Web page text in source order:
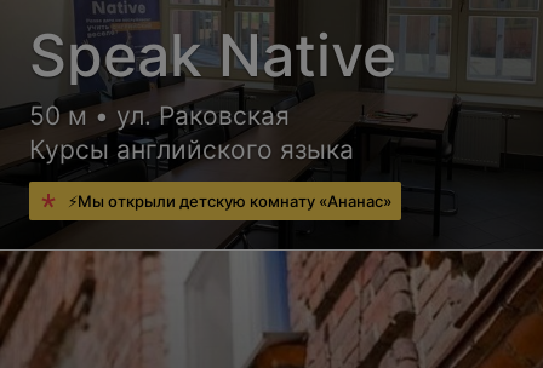
Speak Native
50 м • ул. Раковская
Курсы английского языка
⚡Мы открыли детскую комнату «Ананас»